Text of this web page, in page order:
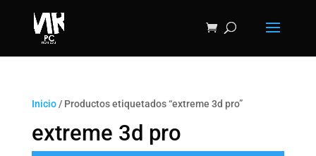
Inicio/ Productos etiquetados “extreme 3d pro”
extreme 3d pro